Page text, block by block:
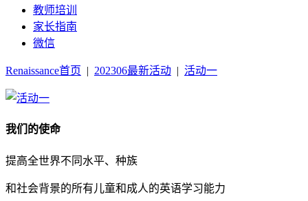
教师培训
家长指南
微信
Renaissance首页 | 202306最新活动 | 活动一
我们的使命
提高全世界不同水平、种族
和社会背景的所有儿童和成人的英语学习能力